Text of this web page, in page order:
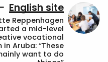
English site
Reppenhagen
a mid-level
vocational
Aruba: “These
want to do